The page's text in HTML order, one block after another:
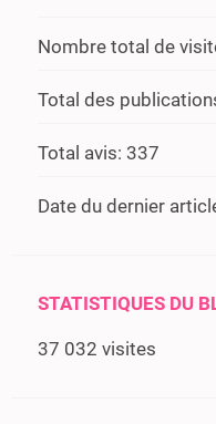
Nombre total de
Total des
Total avis: 337
Date du dernier
STATISTIQUES DU
37 032 visites